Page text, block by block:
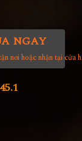
NGAY
nơi hoặc nhận tại cửa